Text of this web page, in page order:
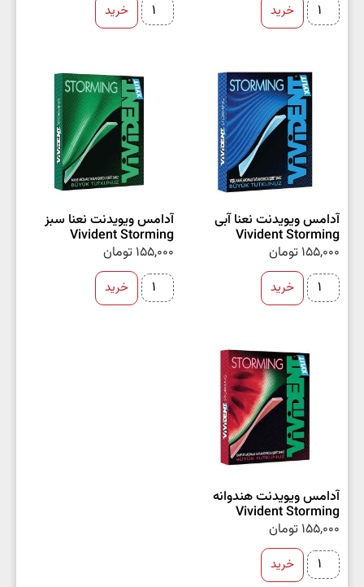
خرید خرید
آدامس ویویدنت نعنا آبی
Vivident Storming
155,000 تومان
خرید
آدامس ویویدنت نعنا سبز
Vivident Storming
155,000 تومان
خرید
آدامس ویویدنت هندوانه
Vivident Storming
155,000 تومان
خرید